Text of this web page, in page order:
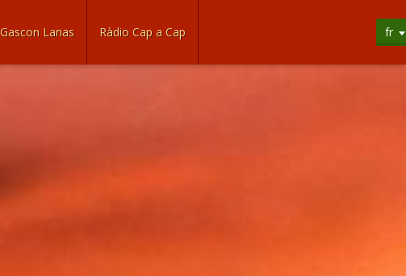
Gascon Lanas Ràdio Cap a Cap fr